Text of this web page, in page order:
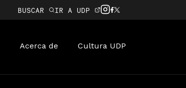
BUSCAR IR A UDP
Acerca de Cultura UDP